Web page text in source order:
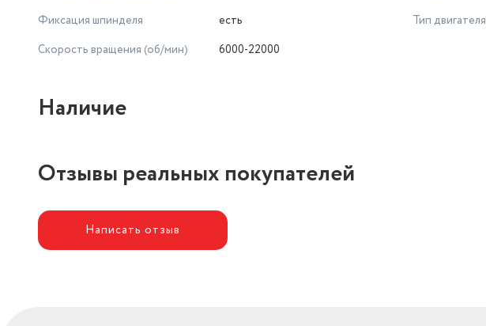
Фиксация шпинделя
есть
Скорость вращения (об/мин)
6000-22000
Тип двигателя
Наличие
Отзывы реальных покупателей
Написать отзыв